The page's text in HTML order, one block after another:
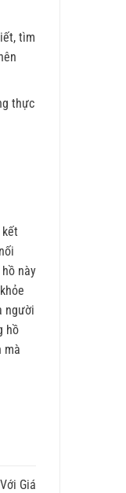
tìm
thực
kết
này
người
hồ
mà
Giá